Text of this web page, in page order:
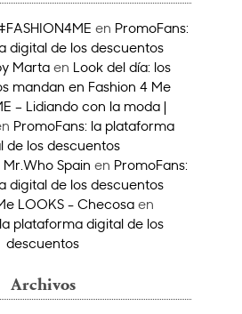
en PromoFans:
digital de los descuentos
Martaen Look del día: los
mandan en Fashion 4 Me
– Lidiando con la moda |
PromoFans: la plataforma
de los descuentos
Mr.Who Spain en PromoFans:
digital de los descuentos
LOOKS - Checosa en
plataforma digital de los
descuentos
Archivos